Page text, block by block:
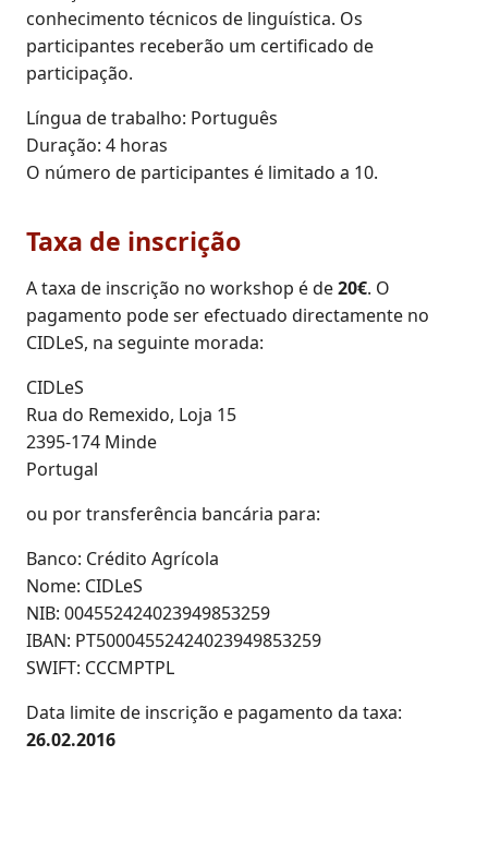
conhecimento técnicos de linguística. Os
participantes receberão um certificado de
participação.
Língua de trabalho: Português
Duração: 4 horas
O número de participantes é limitado a 10.
Taxa de inscrição
A taxa de inscrição no workshop é de20€. O
pagamento pode ser efectuado directamente no
CIDLeS, na seguinte morada:
CIDLeS
Rua do Remexido, Loja 15
2395-174 Minde
Portugal
ou por transferência bancária para:
Banco: Crédito Agrícola
Nome: CIDLeS
NIB: 004552424023949853259
IBAN: PT50004552424023949853259
SWIFT: CCCMPTPL
Data limite de inscrição e pagamento da taxa:
26.02.2016